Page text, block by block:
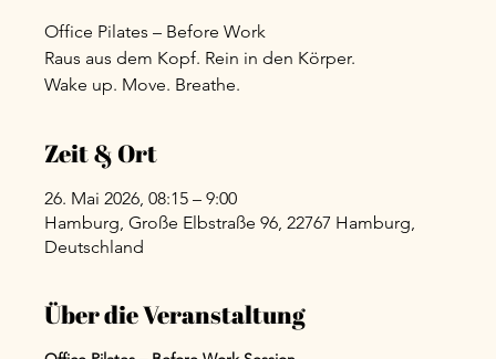
Office Pilates – Before Work
Raus aus dem Kopf. Rein in den Körper.
Wake up. Move. Breathe.
Zeit & Ort
26. Mai 2026, 08:15 – 9:00
Hamburg, Große Elbstraße 96, 22767 Hamburg,
Deutschland
Über die Veranstaltung